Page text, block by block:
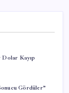
Dolar Kayıp
Gördüler”